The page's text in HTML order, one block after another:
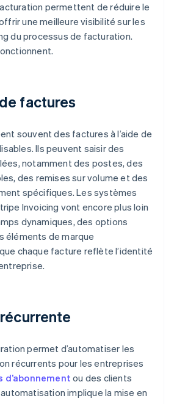
permettent de réduire le
une meilleure visibilité sur les
du processus de facturation.
factures
souvent des factures à l’aide de
Ils peuvent saisir des
notamment des postes, des
des remises sur volume et des
spécifiques. Les systèmes
Invoicing vont encore plus loin
dynamiques, des options
éléments de marque
chaque facture reflète l’identité
permet d’automatiser les
récurrents pour les entreprises
d’abonnement ou des clients
implique la mise en